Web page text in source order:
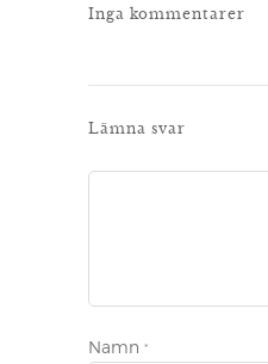
Inga kommentarer
Lämna svar
Namn *